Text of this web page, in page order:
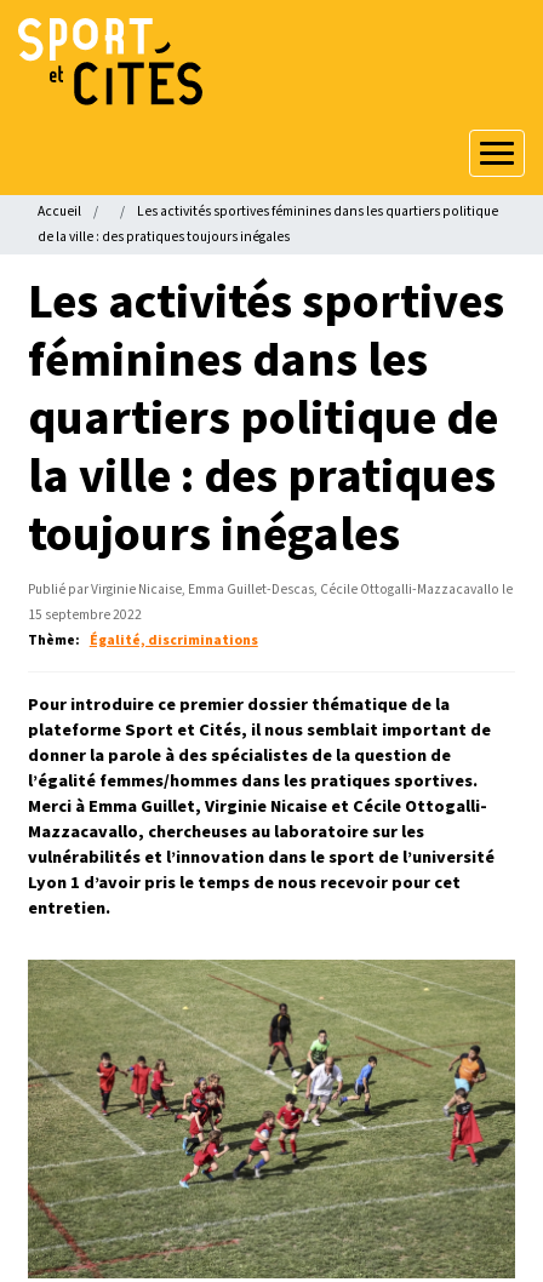
Aller
contenu
principal
Fil
d'Ariane
Accueil
Les activités sportives féminines dans les quartiers politique
de la ville : des pratiques toujours inégales
Les activités sportives
féminines dans les
quartiers politique de
la ville : des pratiques
toujours inégales
Publié par Virginie Nicaise, Emma Guillet-Descas, Cécile Ottogalli-Mazzacavallo le
15 septembre 2022
Thème
Égalité, discriminations
Pour introduire ce premier dossier thématique de la
plateforme Sport et Cités, il nous semblait important de
donner la parole à des spécialistes de la question de
l’égalité femmes/hommes dans les pratiques sportives.
Merci à Emma Guillet, Virginie Nicaise et Cécile Ottogalli-
Mazzacavallo, chercheuses au laboratoire sur les
vulnérabilités et l’innovation dans le sport de l’université
Lyon 1 d’avoir pris le temps de nous recevoir pour cet
entretien.